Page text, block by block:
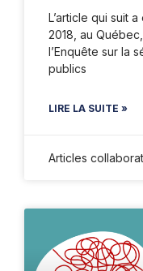
L’article qui suit
2018, au
l’Enquête sur la
publics
LIRE LA SUITE »
Articles